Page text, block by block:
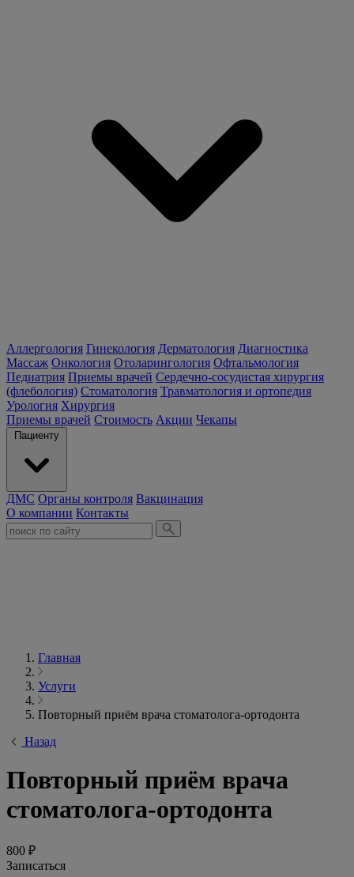
Аллергология Гинекология Дерматология Диагностика
Массаж Онкология Отоларингология Офтальмология
Педиатрия Приемы врачей Сердечно-сосудистая хирургия
(флебология) Стоматология Травматология и ортопедия
Урология Хирургия
Приемы врачей Стоимость Акции Чекапы
Пациенту
ДМС Органы контроля Вакцинация
О компании Контакты
Главная
Услуги
Повторный приём врача стоматолога-ортодонта
Назад
Повторный приём врача
стоматолога-ортодонта
800 ₽
Записаться